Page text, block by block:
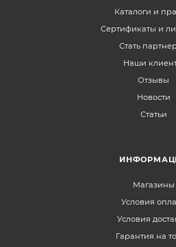
Каталоги и
Сертификаты и
Стать
Наши
Отзывы
Новости
Статьи
Магазины
Условия
Условия
Гарантия на